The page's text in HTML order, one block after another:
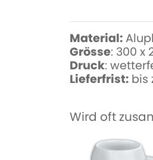
Material:
Grösse: 300 x
Druck:
Lieferfrist: bis
Wird oft